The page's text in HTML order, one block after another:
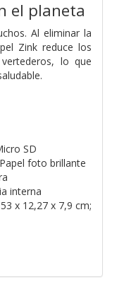
el planeta
Al eliminar la
Zink reduce los
lo que
SD
foto brillante
interna
x 12,27 x 7,9 cm;